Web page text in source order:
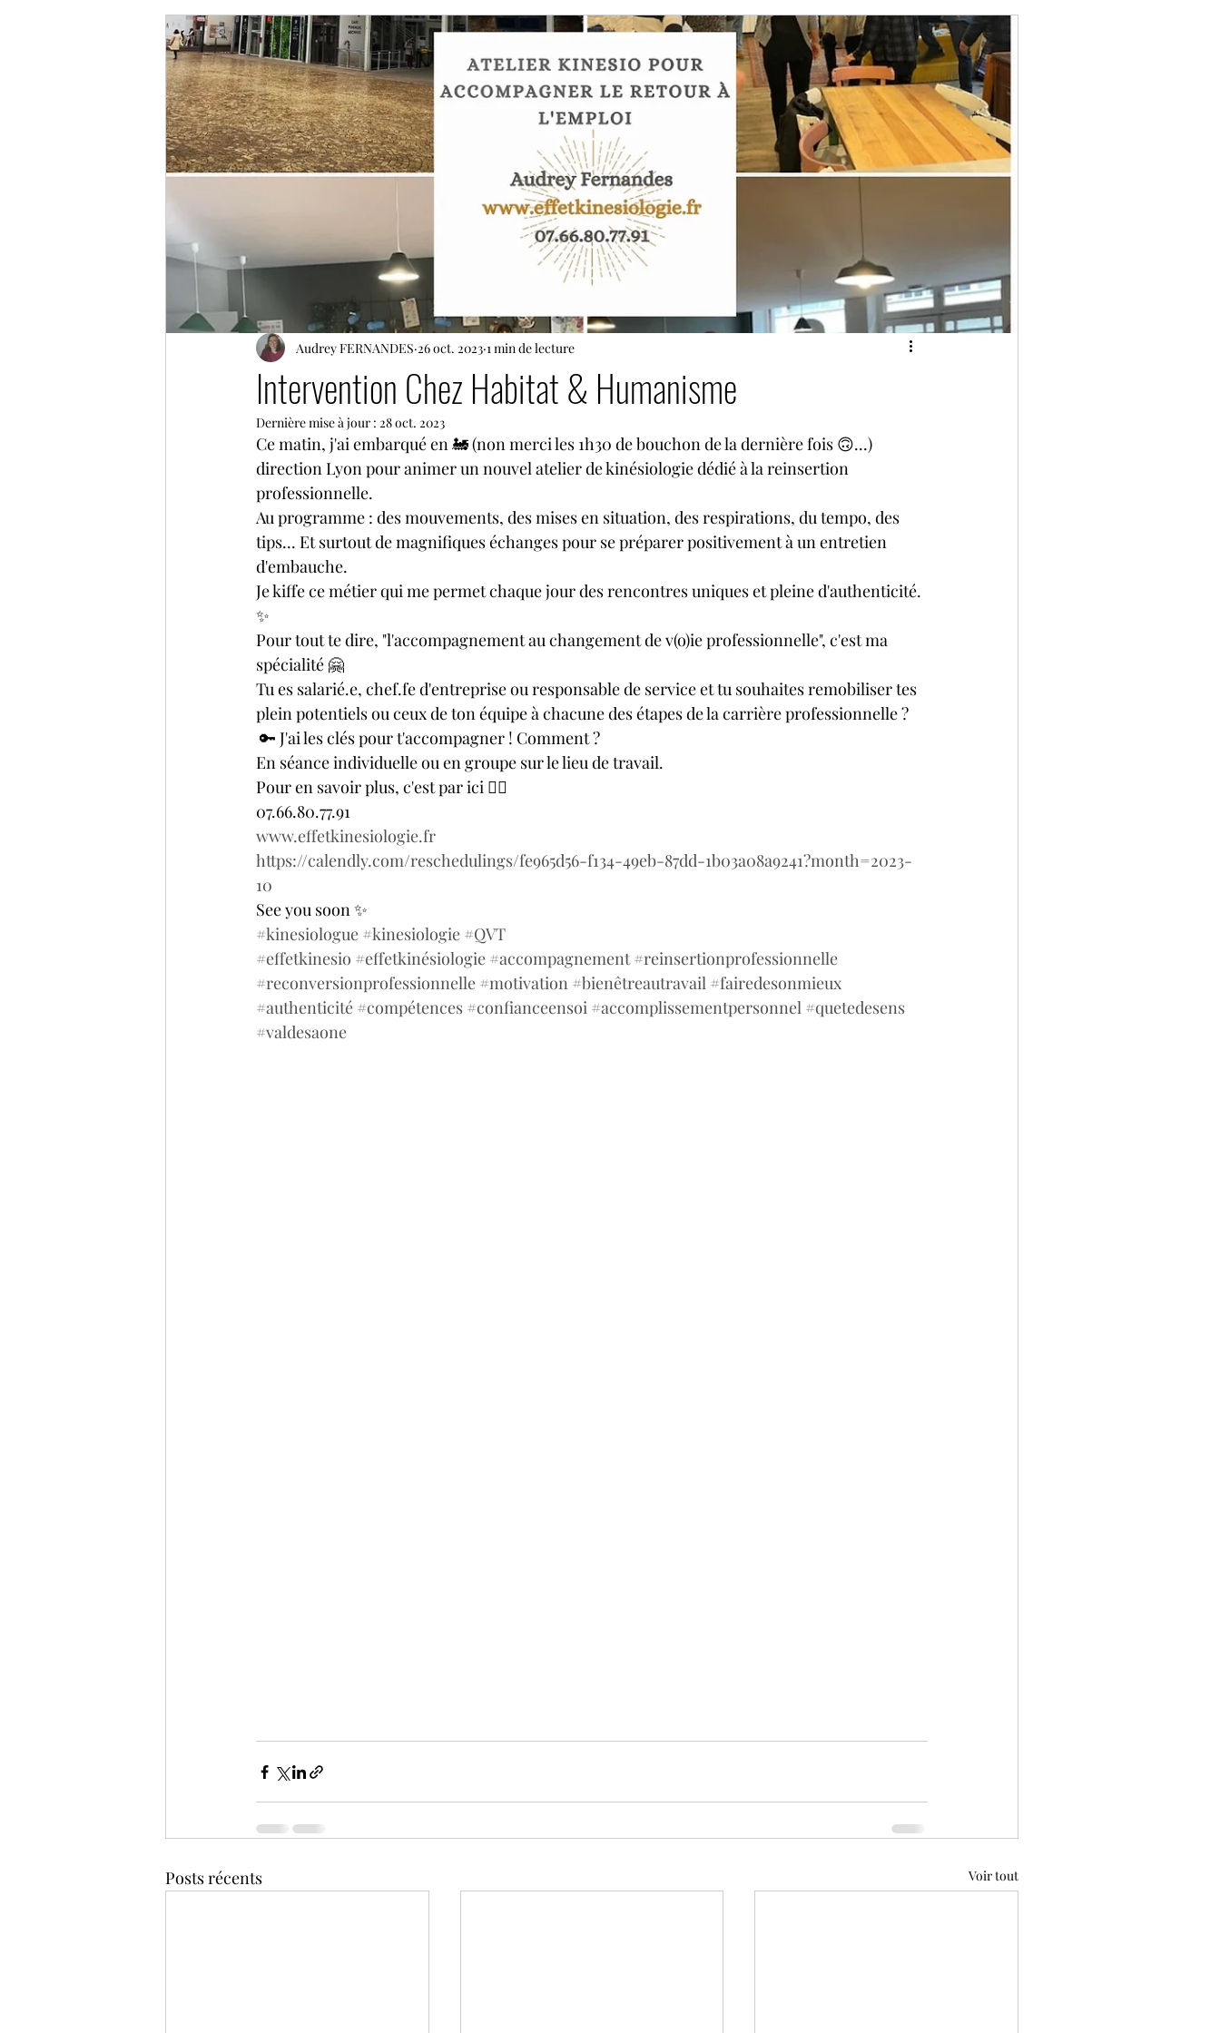
Intervention Chez Habitat & Humanisme
Audrey FERNANDES 26 oct. 2023 1 min de lecture
Dernière mise à jour : 28 oct. 2023
Ce matin, j'ai embarqué en 🚂 (non merci les 1h30 de bouchon de la dernière fois 🙃...)
direction Lyon pour animer un nouvel atelier de kinésiologie dédié à la reinsertion
professionnelle.
Au programme : des mouvements, des mises en situation, des respirations, du tempo, des
tips... Et surtout de magnifiques échanges pour se préparer positivement à un entretien
d'embauche.
Je kiffe ce métier qui me permet chaque jour des rencontres uniques et pleine d'authenticité.
✨
Pour tout te dire, "l'accompagnement au changement de v(o)ie professionnelle", c'est ma
spécialité 🤗
Tu es salarié.e, chef.fe d'entreprise ou responsable de service et tu souhaites remobiliser tes
plein potentiels ou ceux de ton équipe à chacune des étapes de la carrière professionnelle ?
🔑 J'ai les clés pour t'accompagner ! Comment ?
En séance individuelle ou en groupe sur le lieu de travail.
Pour en savoir plus, c'est par ici 👇🏼
07.66.80.77.91
www.effetkinesiologie.fr
https://calendly.com/reschedulings/fe965d56-f134-49eb-87dd-1b03a08a9241?month=2023-
10
See you soon ✨
#kinesiologue #kinesiologie #QVT
#effetkinesio #effetkinésiologie #accompagnement #reinsertionprofessionnelle
#reconversionprofessionnelle #motivation #bienêtreautravail #fairedesonmieux
#authenticité #compétences #confianceensoi #accomplissementpersonnel #quetedesens
#valdesaone
Posts récents Voir tout